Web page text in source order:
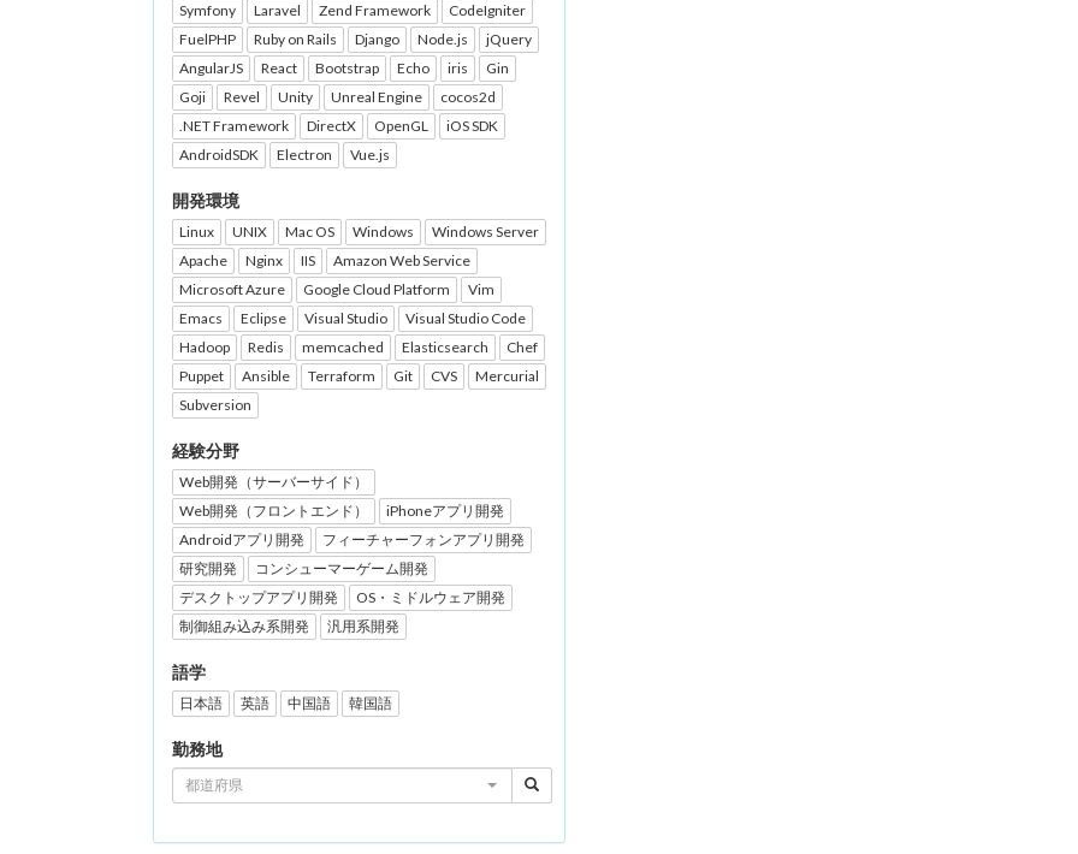
Symfony
Laravel Zend Framework
CodeIgniter
FuelPHP
Ruby on Rails Django Node.js
jQuery
AngularJS
React Bootstrap Echo iris
Gin
Goji
Revel Unity Unreal Engine
cocos2d
.NET Framework
DirectX OpenGL
iOS SDK
AndroidSDK
Electron Vue.js
開発環境
Linux UNIX Mac OS Windows
Windows Server
Apache
Nginx IIS
Amazon Web Service
Microsoft Azure
Google Cloud Platform
Vim
Emacs
Eclipse Visual Studio
Visual Studio Code
Hadoop
Redis memcached Elasticsearch
Chef
Puppet
Ansible Terraform Git CVS
Mercurial
Subversion
経験分野
Web開発（サーバーサイド）
Web開発（フロントエンド）
iPhoneアプリ開発
Androidアプリ開発
フィーチャーフォンアプリ開発
研究開発
コンシューマーゲーム開発
デスクトップアプリ開発
OS・ミドルウェア開発
制御組み込み系開発
汎用系開発
語学
日本語 英語 中国語 韓国語
勤務地
都道府県